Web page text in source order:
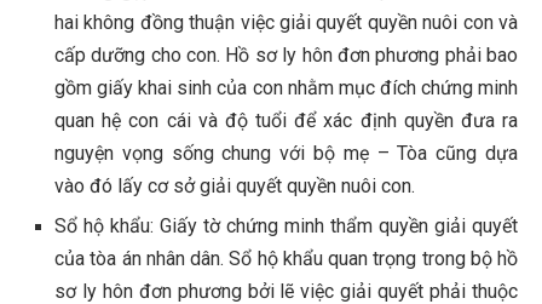
hai không đồng thuận việc giải quyết quyền nuôi con và
cấp dưỡng cho con. Hồ sơ ly hôn đơn phương phải bao
gồm giấy khai sinh của con nhằm mục đích chứng minh
quan hệ con cái và độ tuổi để xác định quyền đưa ra
nguyện vọng sống chung với bộ mẹ – Tòa cũng dựa
vào đó lấy cơ sở giải quyết quyền nuôi con.
Sổ hộ khẩu: Giấy tờ chứng minh thẩm quyền giải quyết
của tòa án nhân dân. Sổ hộ khẩu quan trọng trong bộ hồ
sơ ly hôn đơn phương bởi lẽ việc giải quyết phải thuộc